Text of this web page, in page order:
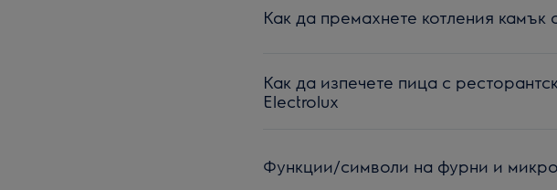
Как да премахнете котления
Как да изпечете пица с
Electrolux
Функции/символи на фурни и